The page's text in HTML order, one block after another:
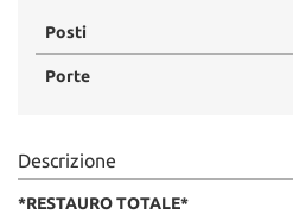
Posti
Porte
Descrizione
*RESTAURO TOTALE*